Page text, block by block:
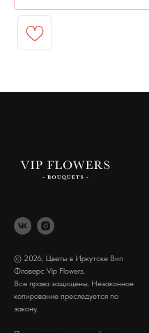
© 2026, Цветы в Иркутске Вип
Фловерс Vip Flowers.
Все права защищены. Незаконное
копирование преследуется по
закону.